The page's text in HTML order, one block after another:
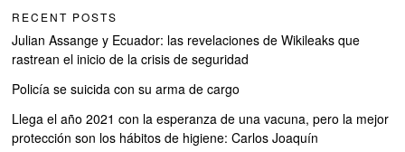
RECENT POSTS
Julian Assange y Ecuador: las revelaciones de Wikileaks que
rastrean el inicio de la crisis de seguridad
Policía se suicida con su arma de cargo
Llega el año 2021 con la esperanza de una vacuna, pero la mejor
protección son los hábitos de higiene: Carlos Joaquín